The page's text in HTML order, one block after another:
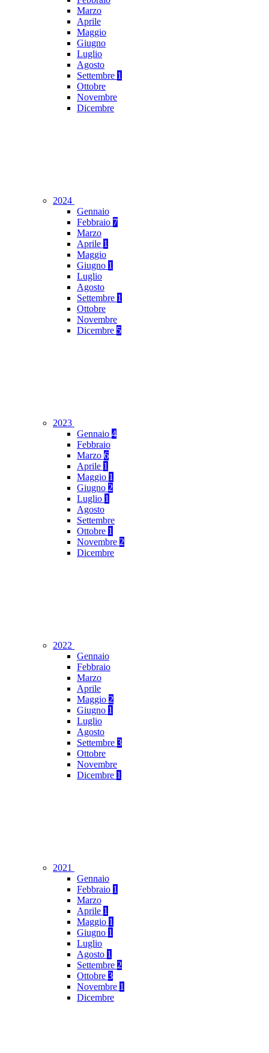
Marzo
Aprile
Maggio
Giugno
Luglio
Agosto
Settembre 1
Ottobre
Novembre
Dicembre
2024
Gennaio
Febbraio 7
Marzo
Aprile 1
Maggio
Giugno 1
Luglio
Agosto
Settembre 1
Ottobre
Novembre
Dicembre 5
2023
Gennaio 4
Febbraio
Marzo 6
Aprile 1
Maggio 1
Giugno 2
Luglio 1
Agosto
Settembre
Ottobre 1
Novembre 2
Dicembre
2022
Gennaio
Febbraio
Marzo
Aprile
Maggio 2
Giugno 1
Luglio
Agosto
Settembre 3
Ottobre
Novembre
Dicembre 1
2021
Gennaio
Febbraio 1
Marzo
Aprile 1
Maggio 1
Giugno 1
Luglio
Agosto 1
Settembre 2
Ottobre 3
Novembre 1
Dicembre